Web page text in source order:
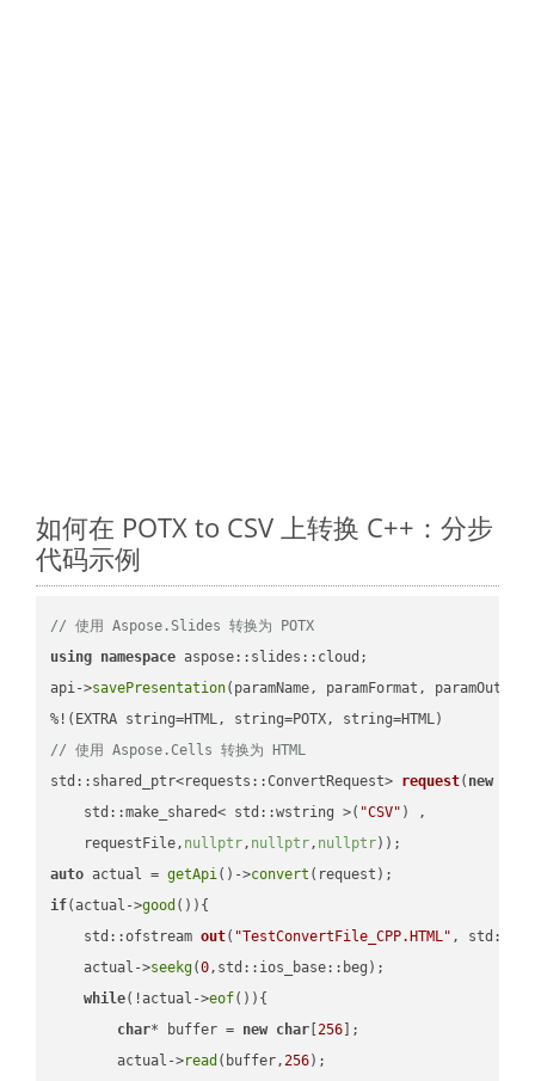
如何在 POTX to CSV 上转换 C++：分步
代码示例
// 使用 Aspose.Slides 转换为 POTX
using namespace aspose::slides::cloud;
api->savePresentation(paramName, paramFormat,
// 使用 Aspose.Cells 转换为 HTML
std::shared_ptr<requests::ConvertRequest> request( new
    std::make_shared< std::wstring >(
"CSV" ) ,
    requestFile,
nullptr, nullptr, nullptr))
auto actual = getApi()->convert
if(actual->good ()){
std::ofstream out( "TestConvertFile_CPP.HTML" ,
    actual->
seekg(0,std::ios_base::beg);
while(!actual->eof()){
char* buffer = new char [256 ];
        actual->
read (buffer,256);